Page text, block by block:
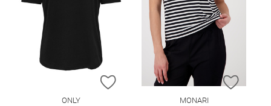
ZUR WUNSCHLISTE HINZUFÜGEN
ONLY
ZUR
MONARI